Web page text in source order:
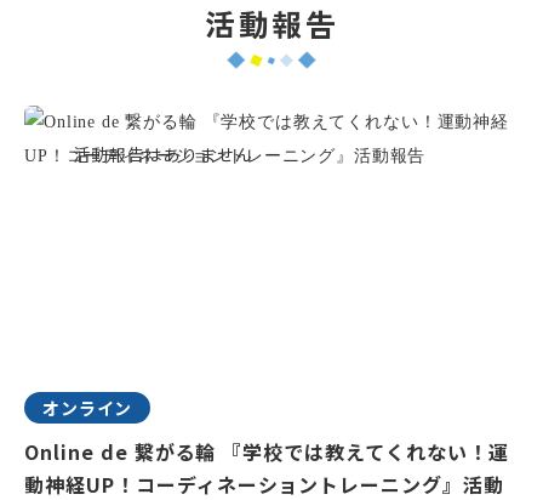
活動報告
オンライン
Online de 繋がる輪 『学校では教えてくれない！運
動神経UP！コーディネーショントレーニング』活動